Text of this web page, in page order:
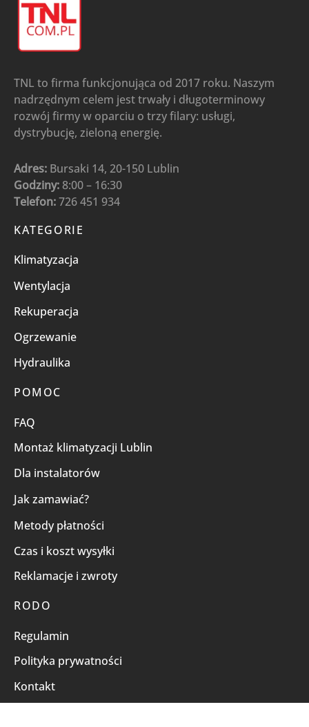
TNL to firma funkcjonująca od 2017 roku. Naszym
nadrzędnym celem jest trwały i długoterminowy
rozwój firmy w oparciu o trzy filary: usługi,
dystrybucję, zieloną energię.
Adres: Bursaki 14, 20-150 Lublin
Godziny: 8:00 – 16:30
Telefon:726 451 934
KATEGORIE
Klimatyzacja
Wentylacja
Rekuperacja
Ogrzewanie
Hydraulika
POMOC
FAQ
Montaż klimatyzacji Lublin
Dla instalatorów
Jak zamawiać?
Metody płatności
Czas i koszt wysyłki
Reklamacje i zwroty
RODO
Regulamin
Polityka prywatności
Kontakt